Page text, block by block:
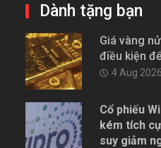
Dành tặng bạn
Giá vàng
điều kiện
4 Aug 2026
Cổ phiếu
kém tích
suy giảm